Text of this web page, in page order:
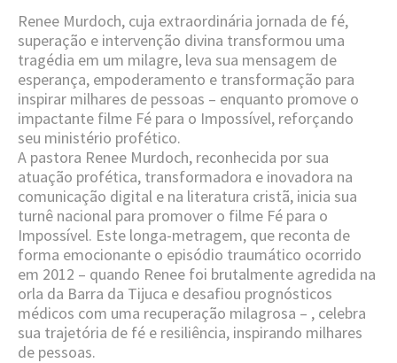
Renee Murdoch, cuja extraordinária jornada de fé,
superação e intervenção divina transformou uma
tragédia em um milagre, leva sua mensagem de
esperança, empoderamento e transformação para
inspirar milhares de pessoas – enquanto promove o
impactante filme Fé para o Impossível, reforçando
seu ministério profético.
A pastora Renee Murdoch, reconhecida por sua
atuação profética, transformadora e inovadora na
comunicação digital e na literatura cristã, inicia sua
turnê nacional para promover o filme Fé para o
Impossível. Este longa-metragem, que reconta de
forma emocionante o episódio traumático ocorrido
em 2012 – quando Renee foi brutalmente agredida na
orla da Barra da Tijuca e desafiou prognósticos
médicos com uma recuperação milagrosa – , celebra
sua trajetória de fé e resiliência, inspirando milhares
de pessoas.